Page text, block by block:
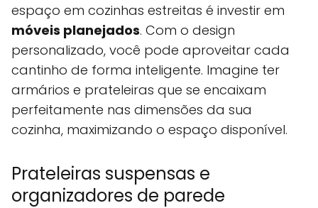
espaço em cozinhas estreitas é investir em
móveis planejados. Com o design
personalizado, você pode aproveitar cada
cantinho de forma inteligente. Imagine ter
armários e prateleiras que se encaixam
perfeitamente nas dimensões da sua
cozinha, maximizando o espaço disponível.
Prateleiras suspensas e
organizadores de parede